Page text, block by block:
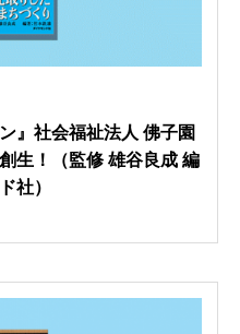
』社会福祉法人 佛子園
生！（監修 雄谷良成 編
社）